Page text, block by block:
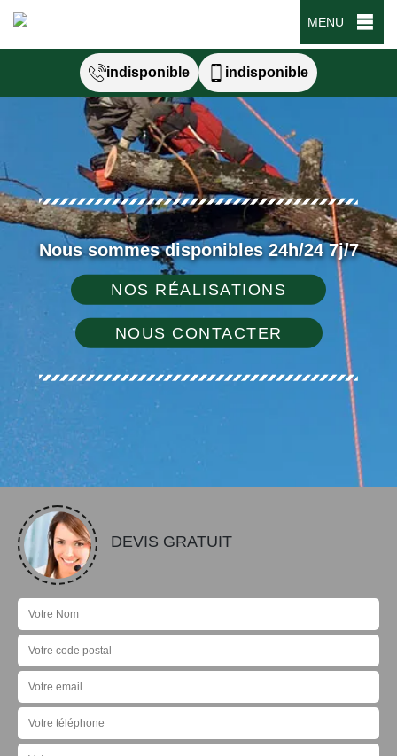
MENU
indisponible indisponible
Nous sommes disponibles 24h/24 7j/7
NOS RÉALISATIONS
NOUS CONTACTER
DEVIS GRATUIT